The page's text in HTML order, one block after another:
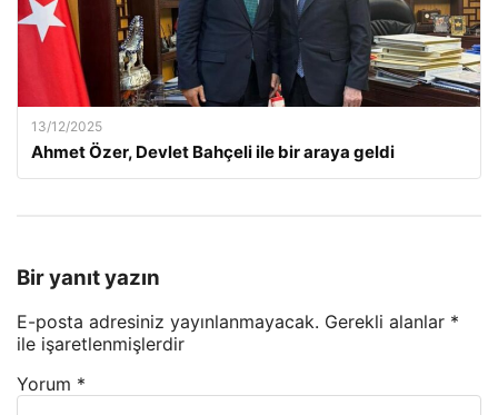
13/12/2025
Ahmet Özer, Devlet Bahçeli ile bir araya geldi
Bir yanıt yazın
E-posta adresiniz yayınlanmayacak. Gerekli alanlar *
ile işaretlenmişlerdir
Yorum *